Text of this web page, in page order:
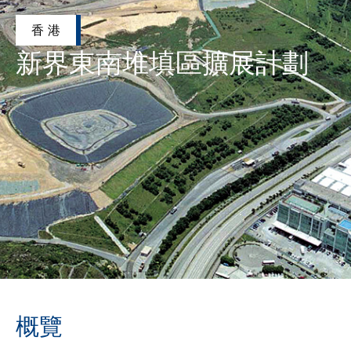
香港
新界東南堆填區擴展計劃
概覽